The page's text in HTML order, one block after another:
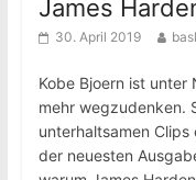
James
30. April 2019
Kobe Bjoern ist unter
mehr wegzudenken.
unterhaltsamen
der neuesten